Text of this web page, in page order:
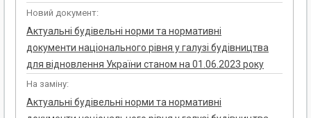
Новий документ:
Актуальні будівельні норми та нормативні
документи національного рівня у галузі будівництва
для відновлення України станом на 01.06.2023 року
На заміну:
Актуальні будівельні норми та нормативні